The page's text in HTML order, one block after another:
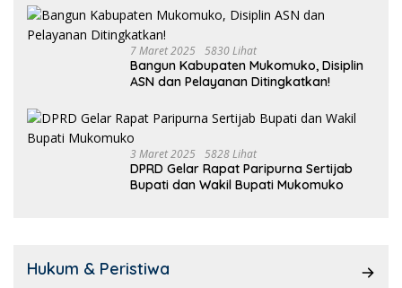
7 Maret 2025 5830 Lihat
Bangun Kabupaten Mukomuko, Disiplin
ASN dan Pelayanan Ditingkatkan!
3 Maret 2025 5828 Lihat
DPRD Gelar Rapat Paripurna Sertijab
Bupati dan Wakil Bupati Mukomuko
Hukum & Peristiwa